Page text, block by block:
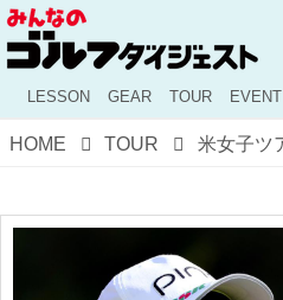
LESSON GEAR TOUR EVENT
HOME TOUR